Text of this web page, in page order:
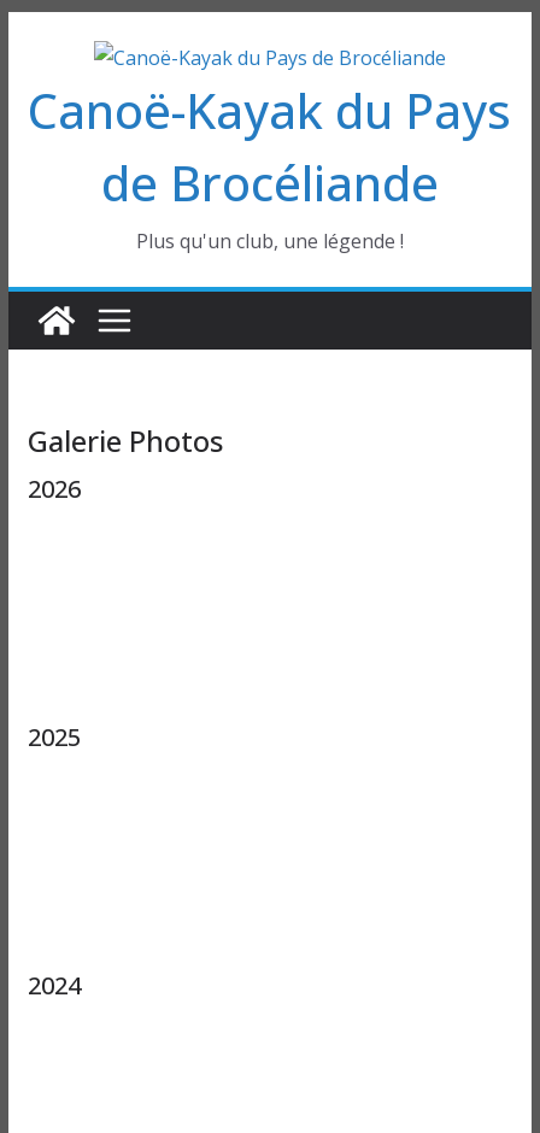
contenu
Canoë-Kayak du Pays
de Brocéliande
Plus qu'un club, une légende !
Galerie Photos
2026
2025
2024